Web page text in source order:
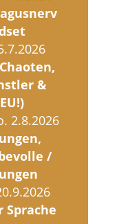
&
2.8.2026
/
Sprache